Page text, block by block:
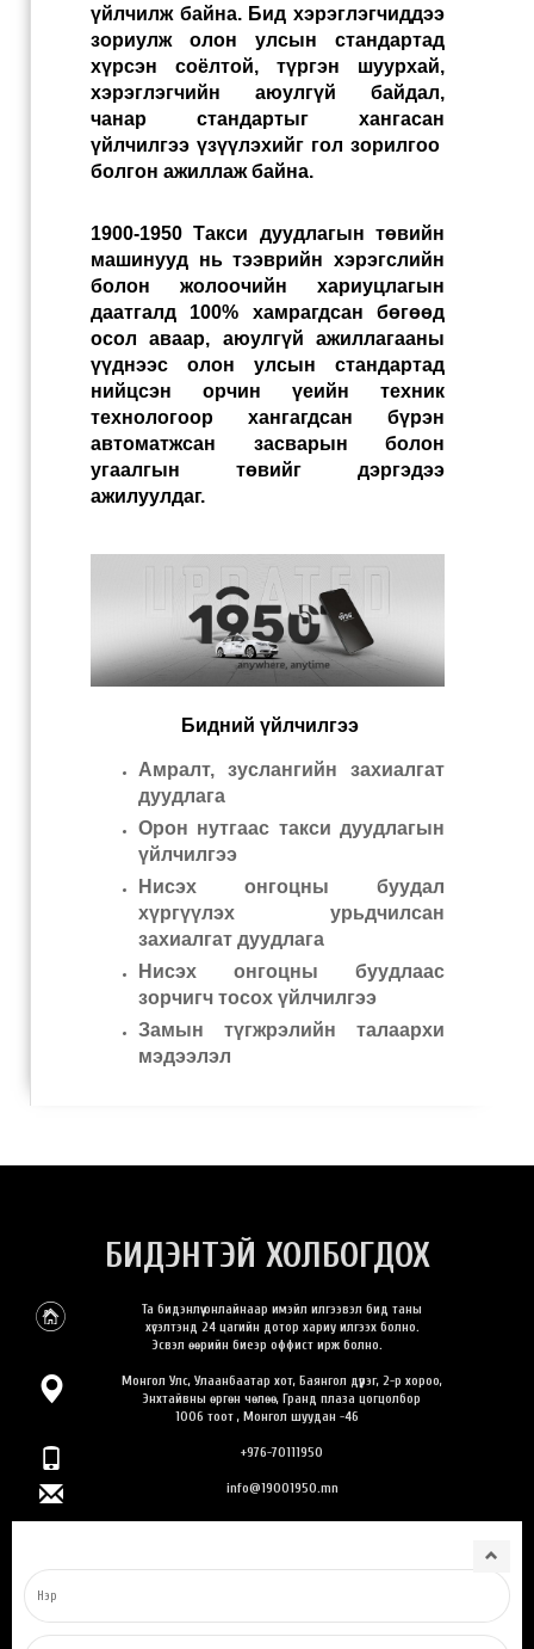
үйлчилж байна. Бид хэрэглэгчиддээ
зориулж олон улсын стандартад
хүрсэн соёлтой, түргэн шуурхай,
хэрэглэгчийн аюулгүй байдал,
чанар стандартыг хангасан
үйлчилгээ үзүүлэхийг гол зорилгоо
болгон ажиллаж байна.
1900-1950 Такси дуудлагын төвийн
машинууд нь тээврийн хэрэгслийн
болон жолоочийн хариуцлагын
даатгалд 100% хамрагдсан бөгөөд
осол аваар, аюулгүй ажиллагааны
үүднээс олон улсын стандартад
нийцсэн орчин үеийн техник
технологоор хангагдсан бүрэн
автоматжсан засварын болон
угаалгын төвийг дэргэдээ
ажилуулдаг.
Бидний үйлчилгээ
Амралт, зуслангийн захиалгат
дуудлага
Орон нутгаас такси дуудлагын
үйлчилгээ
Нисэх онгоцны буудал
хүргүүлэх урьдчилсан
захиалгат дуудлага
Нисэх онгоцны буудлаас
зорчигч тосох үйлчилгээ
Замын түгжрэлийн талаархи
мэдээлэл
БИДЭНТЭЙ ХОЛБОГДОХ
Та бидэнлүү онлайнаар имэйл илгээвэл бид таны
хүсэлтэнд 24 цагийн дотор хариу илгээх болно.
Эсвэл өөрийн биеэр оффист ирж болно.
Монгол Улс, Улаанбаатар хот, Баянгол дүүрэг, 2-р хороо,
Энхтайвны өргөн чөлөө, Гранд плаза цогцолбор
1006 тоот , Монгол шуудан -46
+976-70111950
info@19001950.mn